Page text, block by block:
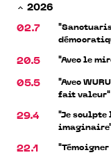
2026
02.7
20.5 "Avec le
05.5
"Avec
fait valeur"
29.4
"Je sculpte
22.1